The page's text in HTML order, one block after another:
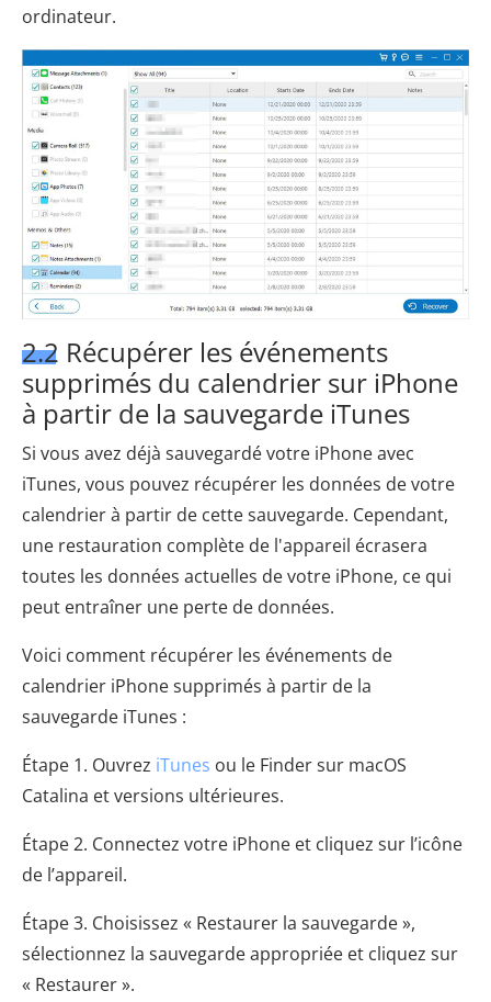
ordinateur.
2.2 Récupérer les événements
supprimés du calendrier sur iPhone
à partir de la sauvegarde iTunes
Si vous avez déjà sauvegardé votre iPhone avec
iTunes, vous pouvez récupérer les données de votre
calendrier à partir de cette sauvegarde. Cependant,
une restauration complète de l'appareil écrasera
toutes les données actuelles de votre iPhone, ce qui
peut entraîner une perte de données.
Voici comment récupérer les événements de
calendrier iPhone supprimés à partir de la
sauvegarde iTunes :
Étape 1. Ouvrez iTunes ou le Finder sur macOS
Catalina et versions ultérieures.
Étape 2. Connectez votre iPhone et cliquez sur l’icône
de l’appareil.
Étape 3. Choisissez « Restaurer la sauvegarde »,
sélectionnez la sauvegarde appropriée et cliquez sur
« Restaurer ».